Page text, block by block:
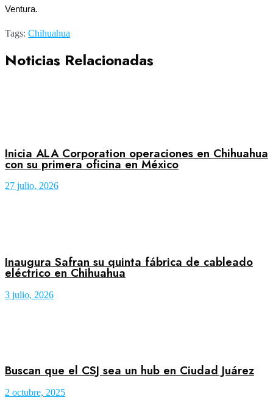
Ventura.
Tags: Chihuahua
Noticias Relacionadas
Inicia ALA Corporation operaciones en Chihuahua
con su primera oficina en México
27 julio, 2026
Inaugura Safran su quinta fábrica de cableado
eléctrico en Chihuahua
3 julio, 2026
Buscan que el CSJ sea un hub en Ciudad Juárez
2 octubre, 2025